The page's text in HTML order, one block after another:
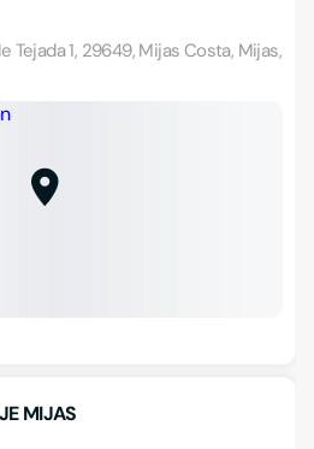
Tejada 1, 29649, Mijas Costa, Mijas,
MIJAS